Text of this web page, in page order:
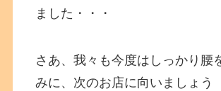
ました・・・
さあ、我々も今度はしっかり腰
みに、次のお店に向いましょう